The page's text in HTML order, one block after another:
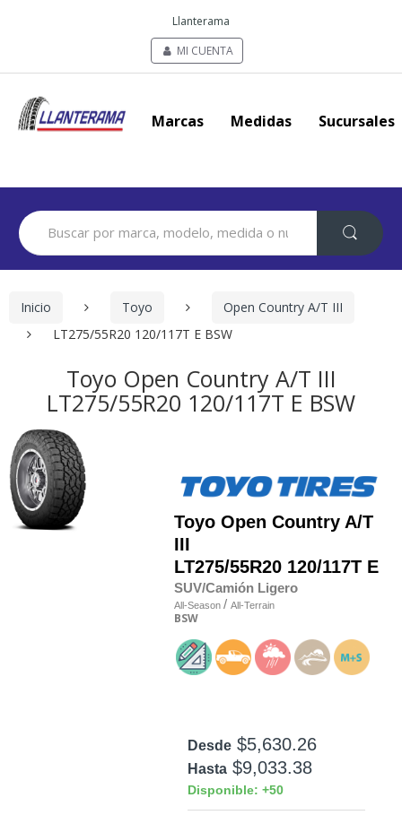
Llanterama
MI CUENTA
Marcas Medidas Sucursales
Search
for:
Inicio Toyo
Open Country A/T III
LT275/55R20 120/117T E BSW
Toyo Open Country A/T III
LT275/55R20 120/117T E BSW
Toyo Open Country A/T
III
LT275/55R20 120/117T E
SUV/Camión Ligero
All-Season / All-Terrain
BSW
Desde $5,630.26
Hasta $9,033.38
Disponible: +50